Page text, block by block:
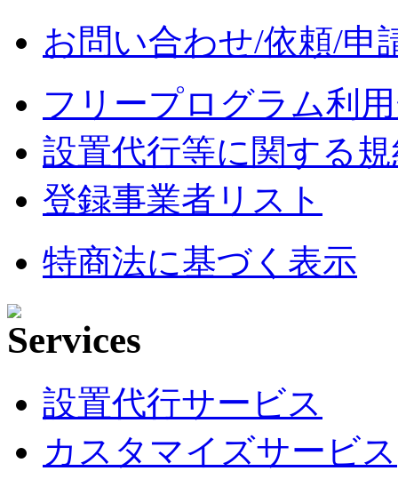
お問い合わせ/依頼/申
フリープログラム利
設置代行等に関する
登録事業者リスト
特商法に基づく表示
設置代行サービス
カスタマイズサービス